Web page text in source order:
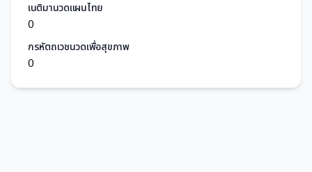
เนติมานวดแผนไทย
0
กรหัตถเวชนวดเพื่อสุขภาพ
0